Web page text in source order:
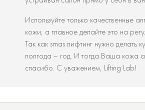
Используйте только качественные
кожи, а главное делайте это на
Так как smas лифтинг нужно делать
полгода – год. И тогда Ваша кожа
спасибо. С уважением, Lifting Lab!